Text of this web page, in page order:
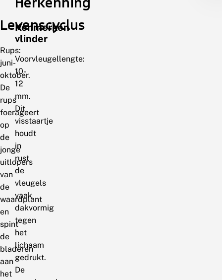
Levenscyclus
Rups:
juni-
oktober.
De
rups
foerageert
op
de
jonge
uitlopers
van
de
waardplant
en
spint
de
bladeren
aan
het
Kenmerken
vlinder
Voorvleugellengte:
10-
12
mm.
Dit
visstaartje
houdt
in
rust
de
vleugels
vaak
dakvormig
tegen
het
lichaam
gedrukt.
De